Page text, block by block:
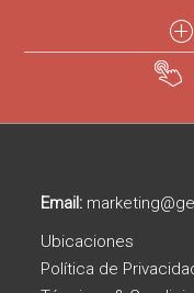
Email:
Ubicaciones
Política de